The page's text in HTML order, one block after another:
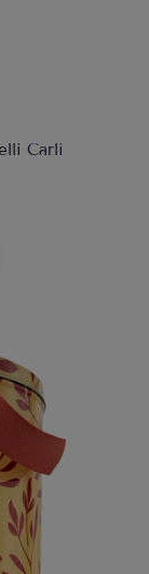
Carli